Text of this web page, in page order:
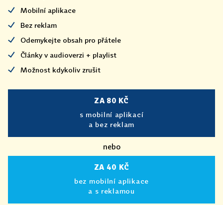
Mobilní aplikace
Bez reklam
Odemykejte obsah pro přátele
Články v audioverzi + playlist
Možnost kdykoliv zrušit
ZA 80 KČ
s mobilní aplikací
a bez reklam
nebo
ZA 40 KČ
bez mobilní aplikace
a s reklamou